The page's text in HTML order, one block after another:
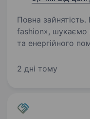
Повна зайнятість. Вітаю. Ми, компанія «Fursa
fashion», шукаємо
та енергійного
каміння. Основні
2 дні тому